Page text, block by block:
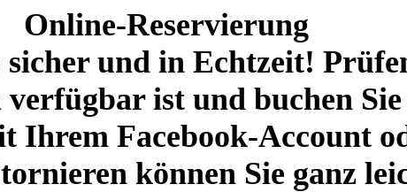
Online-Reservierung
und in Echtzeit!
ist und buchen Sie
Ihrem Facebook-Account
können Sie ganz